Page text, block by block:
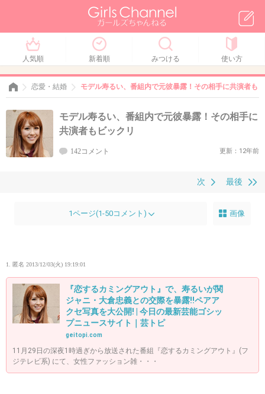
人気順 新着順 みつける 使い方
恋愛・結婚 モデル寿るい、番組内で元彼暴露！その相手に共演者も
モデル寿るい、番組内で元彼暴露！その相手に
共演者もビックリ
142コメント 更新：12年前
最後
次
1ページ(1-50コメント) 画像
1. 匿名 2013/12/03(火) 19:19:01
『恋するカミングアウト』で、寿るいが関
ジャニ・大倉忠義との交際を暴露!!ペアア
クセ写真を大公開! | 今日の最新芸能ゴシッ
プニュースサイト｜芸トピ
geitopi.com
11月29日の深夜1時過ぎから放送された番組『恋するカミングアウト』(フ
ジテレビ系) にて、女性ファッション雑・・・